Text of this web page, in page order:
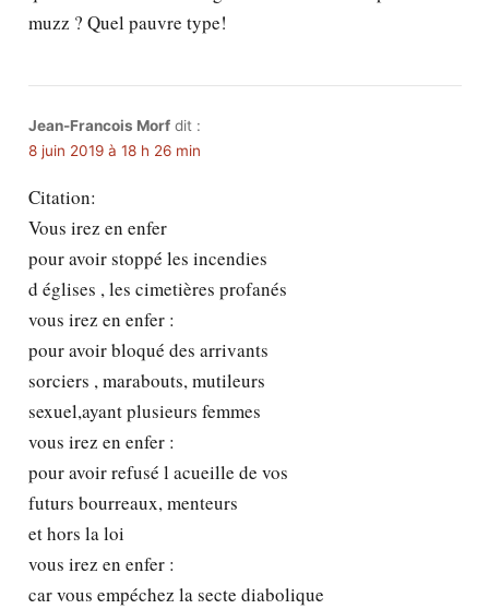
muzz ? Quel pauvre type!
Jean-Francois Morf dit :
8 juin 2019 à 18 h 26 min
Citation:
Vous irez en enfer
pour avoir stoppé les incendies
d églises , les cimetières profanés
vous irez en enfer :
pour avoir bloqué des arrivants
sorciers , marabouts, mutileurs
sexuel,ayant plusieurs femmes
vous irez en enfer :
pour avoir refusé l acueille de vos
futurs bourreaux, menteurs
et hors la loi
vous irez en enfer :
car vous empéchez la secte diabolique